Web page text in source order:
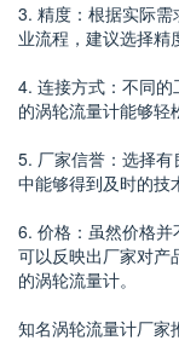
3. 精度：根据实际
业流程，建议选择精
4. 连接方式：不同
的涡轮流量计能够轻
5. 厂家信誉：选择
中能够得到及时的技
6. 价格：虽然价格
可以反映出厂家对产
的涡轮流量计。
知名涡轮流量计厂家